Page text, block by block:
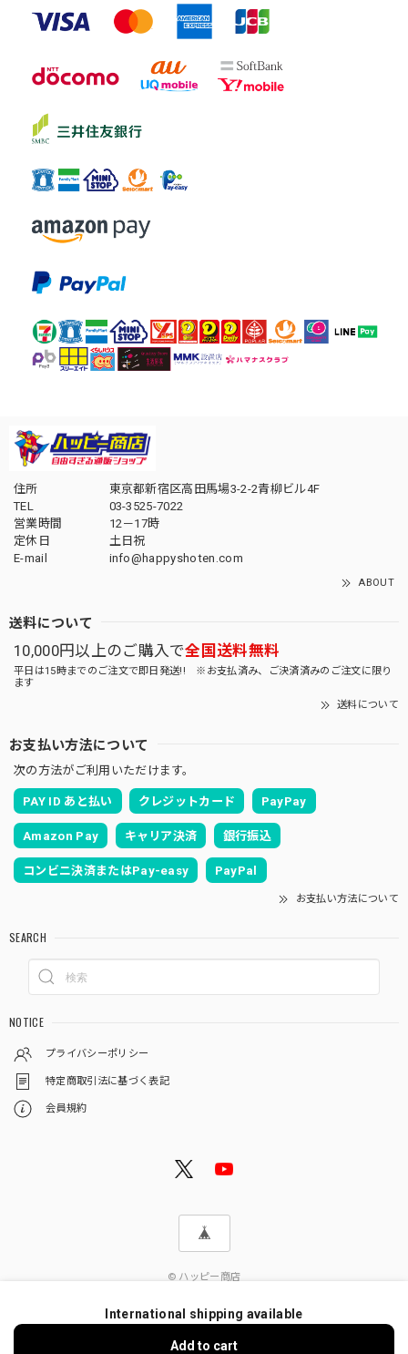
住所
東京都新宿区高田馬場3-2-2青柳ビル4F
TEL
03-3525-7022
営業時間
12－17時
定休日
土日祝
E-mail
info@happyshoten.com
ABOUT
送料について
10,000円以上のご購入で全国送料無料
平日は15時までのご注文で即日発送!! ※お支払済み、ご決済済みのご注文に限り
ます
送料について
お支払い方法について
次の方法がご利用いただけます。
PAY ID あと払い クレジットカード PayPay
Amazon Pay キャリア決済 銀行振込
コンビニ決済またはPay-easy PayPal
お支払い方法について
SEARCH
NOTICE
プライバシーポリシー
特定商取引法に基づく表記
会員規約
© ハッピー商店
International shipping available
Add to cart